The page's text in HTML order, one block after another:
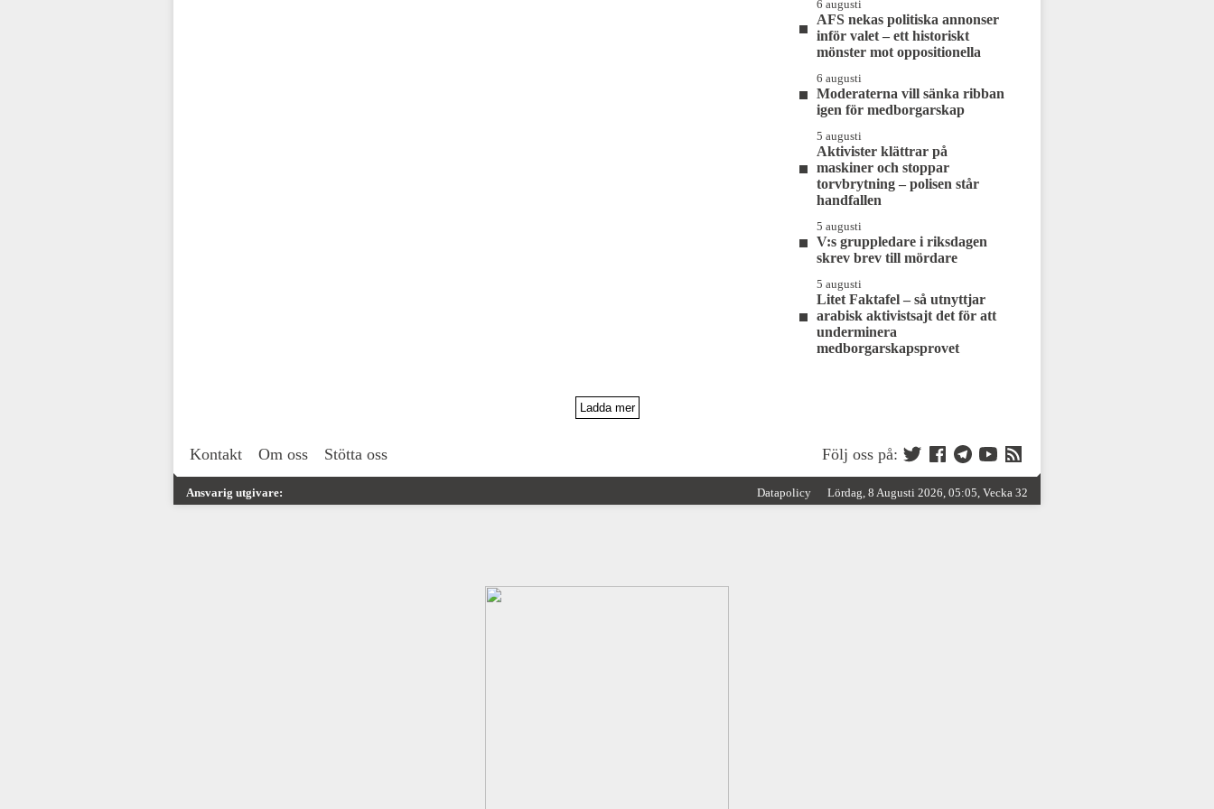
6 augusti
AFS nekas politiska annonser
inför valet – ett historiskt
mönster mot oppositionella
6 augusti
Moderaterna vill sänka ribban
igen för medborgarskap
5 augusti
Aktivister klättrar på
maskiner och stoppar
torvbrytning – polisen står
handfallen
5 augusti
V:s gruppledare i riksdagen
skrev brev till mördare
5 augusti
Litet Faktafel – så utnyttjar
arabisk aktivistsajt det för att
underminera
medborgarskapsprovet
Ladda mer
Kontakt Om oss Stötta oss Följ oss på:
Ansvarig utgivare: Datapolicy Lördag, 8 Augusti 2026, 05:05, Vecka 32